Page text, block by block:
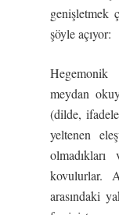
genişletmek
şöyle açıyor:
meydan
(dilde,
yeltenen
kovulurlar.
arasındaki